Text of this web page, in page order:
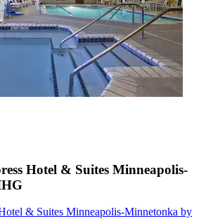
Hotel & Suites Minneapolis-
& Suites Minneapolis-Minnetonka by